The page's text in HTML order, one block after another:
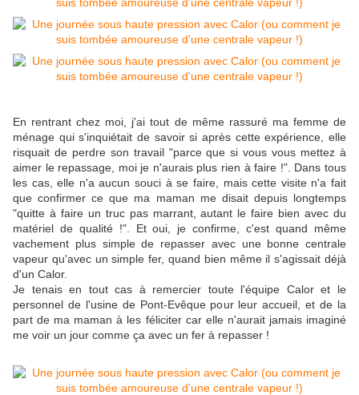
En rentrant chez moi, j'ai tout de même rassuré ma femme de
ménage qui s'inquiétait de savoir si après cette expérience, elle
risquait de perdre son travail "parce que si vous vous mettez à
aimer le repassage, moi je n'aurais plus rien à faire !". Dans tous
les cas, elle n'a aucun souci à se faire, mais cette visite n'a fait
que confirmer ce que ma maman me disait depuis longtemps
"quitte à faire un truc pas marrant, autant le faire bien avec du
matériel de qualité !". Et oui, je confirme, c'est quand même
vachement plus simple de repasser avec une bonne centrale
vapeur qu'avec un simple fer, quand bien même il s'agissait déjà
d'un Calor.
Je tenais en tout cas à remercier toute l'équipe Calor et le
personnel de l'usine de Pont-Evêque pour leur accueil, et de la
part de ma maman à les féliciter car elle n'aurait jamais imaginé
me voir un jour comme ça avec un fer à repasser !